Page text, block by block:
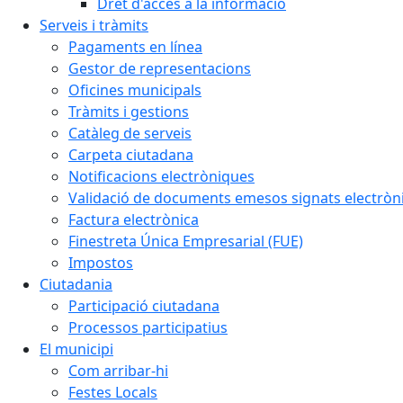
Serveis i tràmits
Pagaments en línea
Gestor de representacions
Oficines municipals
Tràmits i gestions
Catàleg de serveis
Carpeta ciutadana
Notificacions electròniques
Validació de documents emesos signats
Factura electrònica
Finestreta Única Empresarial (FUE)
Impostos
Ciutadania
Participació ciutadana
Processos participatius
El municipi
Com arribar-hi
Festes Locals